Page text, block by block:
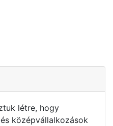
létre, hogy
középvállalkozások